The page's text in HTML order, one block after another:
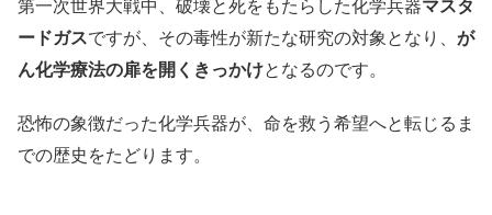
第一次世界大戦中、破壊と死をもたらした化学兵器マスタ
ードガスですが、その毒性が新たな研究の対象となり、 が
ん化学療法の扉を開くきっかけとなるのです。
恐怖の象徴だった化学兵器が、命を救う希望へと転じるま
での歴史をたどります。